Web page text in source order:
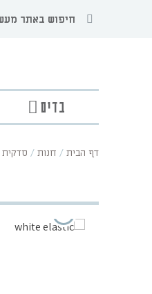
בדים
דף הבית / חנות / סדקית